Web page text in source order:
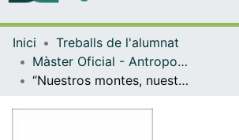
Navega per
Com publicar
Inici
Treballs de l'alumnat
Màster Oficial - Antropologia i Etnografia
“Nuestros montes, nuestros derechos, nuestras tradiciones, nuestra economía”. La Sierra de Pinares de Burgos y Soria frente a la Ley de montes de Castilla y León